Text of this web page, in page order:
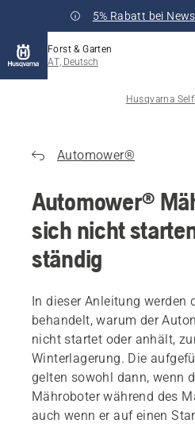
5% Rabatt bei
Forst & Garten
AT, Deutsch
Husqvarna
Automower®
Automower®
sich nicht
ständig
In dieser Anleitung werden
behandelt, warum der
nicht startet oder anhält,
Winterlagerung. Die
gelten sowohl dann, wenn
Mähroboter während des
auch wenn er auf einen